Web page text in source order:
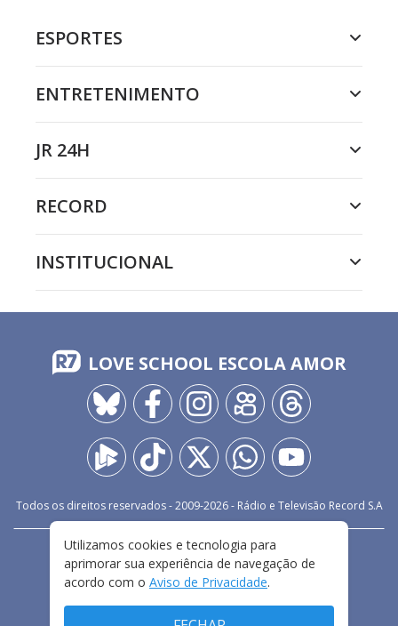
ESPORTES
ENTRETENIMENTO
JR 24H
RECORD
INSTITUCIONAL
LOVE SCHOOL ESCOLA AMOR
Todos os direitos reservados - 2009-2026- Rádio e Televisão Record S.A
FALE CONOSCO
PRIVACIDADE
TERMOS E CONDIÇÕES DE USO
Utilizamos cookies e tecnologia para
aprimorar sua experiência de navegação de
acordo com o Aviso de Privacidade.